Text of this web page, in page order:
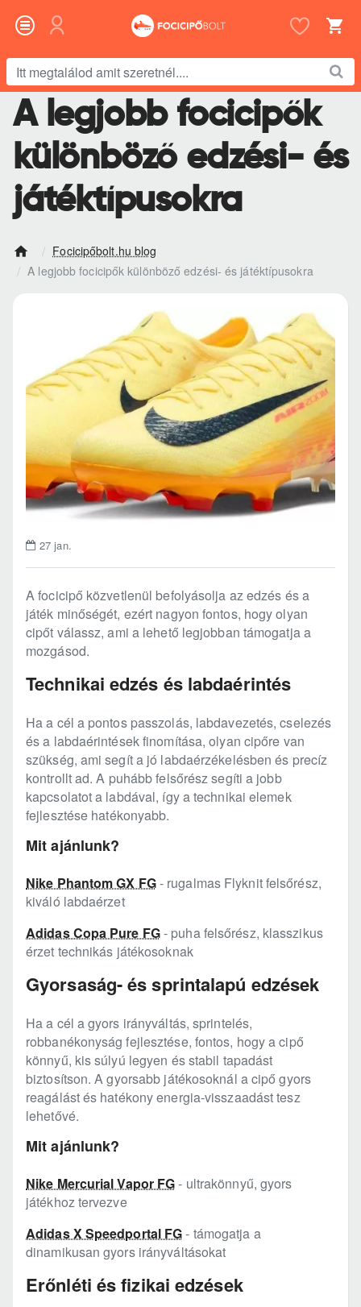
megtalálod
amit
szeretnél....
A legjobb focicipők
különböző edzési- és
játéktípusokra
o
Focicipőbolt.hu blog
A legjobb focicipők különböző edzési- és játéktípusokra
27 jan.
A focicipő közvetlenül befolyásolja az edzés és a
játék minőségét, ezért nagyon fontos, hogy olyan
cipőt válassz, ami a lehető legjobban támogatja a
mozgásod.
Technikai edzés és labdaérintés
Ha a cél a pontos passzolás, labdavezetés, cselezés
és a labdaérintések finomítása, olyan cipőre van
szükség, ami segít a jó labdaérzékelésben és precíz
kontrollt ad. A puhább felsőrész segíti a jobb
kapcsolatot a labdával, így a technikai elemek
fejlesztése hatékonyabb.
Mit ajánlunk?
Nike Phantom GX FG- rugalmas Flyknit felsőrész,
kiváló labdaérzet
Adidas Copa Pure FG- puha felsőrész, klasszikus
érzet technikás játékosoknak
Gyorsaság- és sprintalapú edzések
Ha a cél a gyors irányváltás, sprintelés,
robbanékonyság fejlesztése, fontos, hogy a cipő
könnyű, kis súlyú legyen és stabil tapadást
biztosítson. A gyorsabb játékosoknál a cipő gyors
reagálást és hatékony energia-visszaadást tesz
lehetővé.
Mit ajánlunk?
Nike Mercurial Vapor FG- ultrakönnyű, gyors
játékhoz tervezve
Adidas X Speedportal FG- támogatja a
dinamikusan gyors irányváltásokat
Erőnléti és fizikai edzések